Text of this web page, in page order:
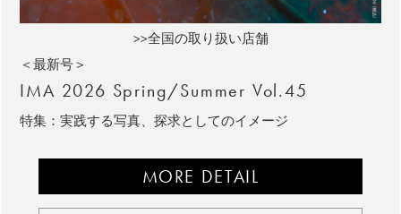
>>全国の取り扱い店舗
＜最新号＞
IMA 2026 Spring/Summer Vol.45
特集：実践する写真、探求としてのイメージ
MORE DETAIL